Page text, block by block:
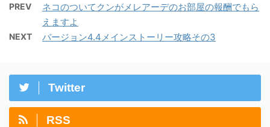
PREV
ネコのついてクンがメレアーデのお部屋の報酬でもら
えますよ
NEXT バージョン4.4メインストーリー攻略その3
Twitter
RSS